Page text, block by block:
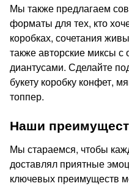
Мы также предлагаем
форматы для тех, кто
коробках, сочетания
также авторские миксы
диантусами. Сделайте
букету коробку конфет,
топпер.
Наши
Мы стараемся, чтобы
доставлял приятные
ключевых преимуществ